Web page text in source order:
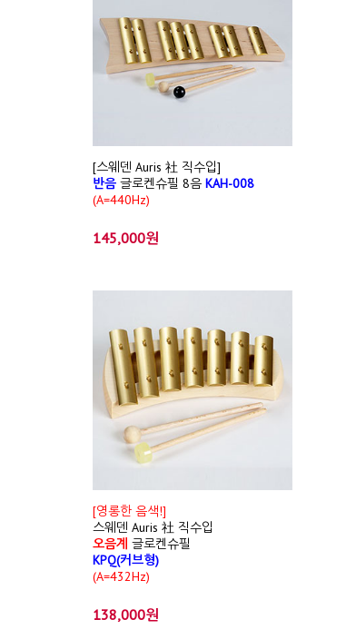
[스웨덴 Auris 社 직수입]
반음 글로켄슈필 8음 KAH-008
(A=440Hz)
145,000원
[영롱한 음색!]
스웨덴 Auris 社 직수입
오음계 글로켄슈필
KPQ(커브형)
(A=432Hz)
138,000원